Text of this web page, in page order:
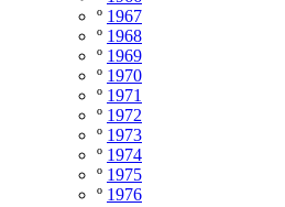
º 1967
º 1968
º 1969
º 1970
º 1971
º 1972
º 1973
º 1974
º 1975
º 1976